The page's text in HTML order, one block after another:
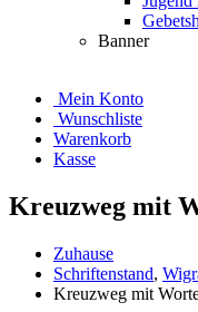
Banner
Mein Konto
Wunschliste
Warenkorb
Kasse
Kreuzweg mit
Zuhause
Schriftenstand,
Kreuzweg mit